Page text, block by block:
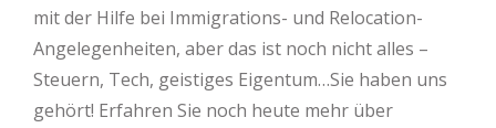
mit der Hilfe bei Immigrations- und Relocation-
Angelegenheiten, aber das ist noch nicht alles –
Steuern, Tech, geistiges Eigentum…Sie haben uns
gehört! Erfahren Sie noch heute mehr über